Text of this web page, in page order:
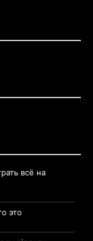
всё на
это